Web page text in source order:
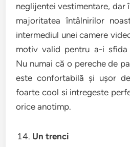
neglijentei vestimentare, dar
majoritatea întâlnirilor
intermediul unei camere
motiv valid pentru a-i sfida
Nu numai că o pereche de
este confortabilă și ușor
foarte cool si intregeste
orice anotimp.
Un trenci